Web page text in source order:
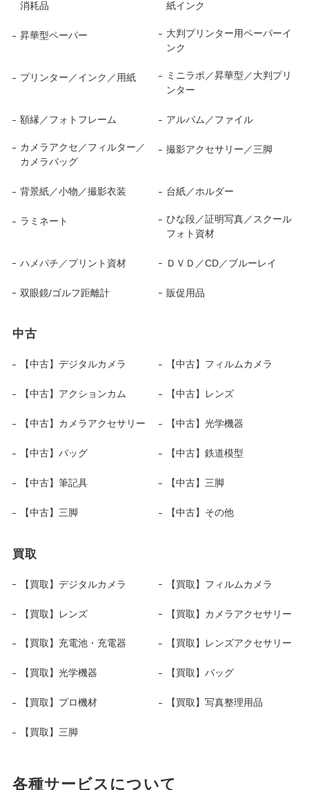
消耗品 紙インク
昇華型ペーパー
大判プリンター用ペーパーイ
ンク
プリンター／インク／用紙
ミニラボ／昇華型／大判プリ
ンター
額縁／フォトフレーム アルバム／ファイル
カメラアクセ／フィルター／
カメラバッグ
撮影アクセサリー／三脚
背景紙／小物／撮影衣装 台紙／ホルダー
ラミネート
ひな段／証明写真／スクール
フォト資材
ハメパチ／プリント資材 ＤＶＤ／CD／ブルーレイ
双眼鏡/ゴルフ距離計 販促用品
中古
【中古】デジタルカメラ 【中古】フィルムカメラ
【中古】アクションカム 【中古】レンズ
【中古】カメラアクセサリー 【中古】光学機器
【中古】バッグ 【中古】鉄道模型
【中古】筆記具 【中古】三脚
【中古】三脚 【中古】その他
買取
【買取】デジタルカメラ 【買取】フィルムカメラ
【買取】レンズ 【買取】カメラアクセサリー
【買取】充電池・充電器 【買取】レンズアクセサリー
【買取】光学機器 【買取】バッグ
【買取】プロ機材 【買取】写真整理用品
【買取】三脚
各種サービスについて